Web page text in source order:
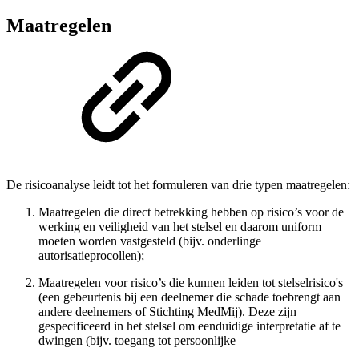
Maatregelen
De risicoanalyse leidt tot het formuleren van drie typen maatregelen:
Maatregelen die direct betrekking hebben op risico’s voor de
werking en veiligheid van het stelsel en daarom uniform
moeten worden vastgesteld (bijv. onderlinge
autorisatieprocollen);
Maatregelen voor risico’s die kunnen leiden tot stelselrisico's
(een gebeurtenis bij een deelnemer die schade toebrengt aan
andere deelnemers of Stichting MedMij). Deze zijn
gespecificeerd in het stelsel om eenduidige interpretatie af te
dwingen (bijv. toegang tot persoonlijke